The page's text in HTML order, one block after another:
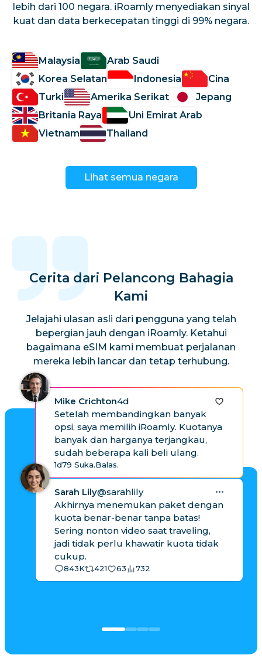
lebih dari 100 negara. iRoamly menyediakan sinyal
kuat dan data berkecepatan tinggi di 99% negara.
Malaysia
Arab Saudi
Korea Selatan
Indonesia
Cina
Turki
Amerika Serikat
Jepang
Britania Raya
Uni Emirat Arab
Vietnam
Thailand
Lihat semua negara
Mike Crichton4d
Setelah membandingkan banyak
opsi, saya memilih iRoamly. Kuotanya
banyak dan harganya terjangkau,
sudah beberapa kali beli ulang.
1d79 Suka.Balas.
Sarah Lily@sarahlily
Akhirnya menemukan paket dengan
kuota benar-benar tanpa batas!
Sering nonton video saat traveling,
jadi tidak perlu khawatir kuota tidak
cukup.
843K 421 63 732
Cerita dari Pelancong Bahagia
Kami
Jelajahi ulasan asli dari pengguna yang telah
bepergian jauh dengan iRoamly. Ketahui
bagaimana eSIM kami membuat perjalanan
mereka lebih lancar dan tetap terhubung.